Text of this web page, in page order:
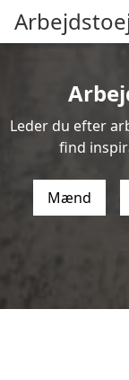
Leder du efter
find
Mænd